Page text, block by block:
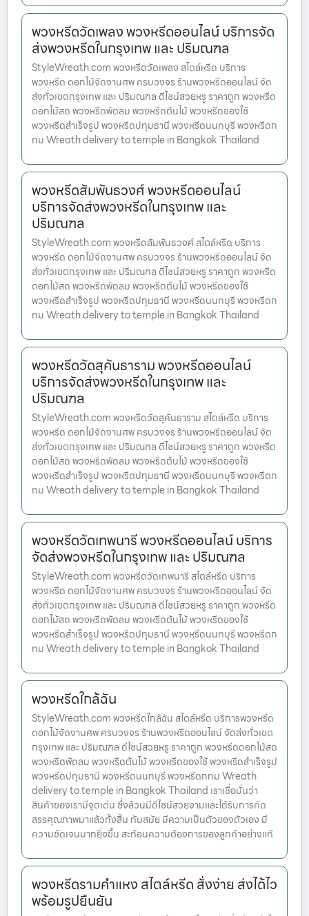
พวงหรีดวัดเพลง พวงหรีดออนไลน์ บริการจัด
ส่งพวงหรีดในกรุงเทพ และ ปริมณฑล
StyleWreath.com พวงหรีดวัดเพลง สไตล์หรีด บริการ
พวงหรีด ดอกไม้จัดงานศพ ครบวงจร ร้านพวงหรีดออนไลน์ จัด
ส่งทั่วเขตกรุงเทพ และ ปริมณฑล ดีไซน์สวยหรู ราคาถูก พวงหรีด
ดอกไม้สด พวงหรีดพัดลม พวงหรีดต้นไม้ พวงหรีดของใช้
พวงหรีดสำเร็จรูป พวงหรีดปทุมธานี พวงหรีดนนทบุรี พวงหรีดก
ทม Wreath delivery to temple in Bangkok Thailand
พวงหรีดสัมพันธวงศ์ พวงหรีดออนไลน์
บริการจัดส่งพวงหรีดในกรุงเทพ และ
ปริมณฑล
StyleWreath.com พวงหรีดสัมพันธวงศ์ สไตล์หรีด บริการ
พวงหรีด ดอกไม้จัดงานศพ ครบวงจร ร้านพวงหรีดออนไลน์ จัด
ส่งทั่วเขตกรุงเทพ และ ปริมณฑล ดีไซน์สวยหรู ราคาถูก พวงหรีด
ดอกไม้สด พวงหรีดพัดลม พวงหรีดต้นไม้ พวงหรีดของใช้
พวงหรีดสำเร็จรูป พวงหรีดปทุมธานี พวงหรีดนนทบุรี พวงหรีดก
ทม Wreath delivery to temple in Bangkok Thailand
พวงหรีดวัดสุคันธาราม พวงหรีดออนไลน์
บริการจัดส่งพวงหรีดในกรุงเทพ และ
ปริมณฑล
StyleWreath.com พวงหรีดวัดสุคันธาราม สไตล์หรีด บริการ
พวงหรีด ดอกไม้จัดงานศพ ครบวงจร ร้านพวงหรีดออนไลน์ จัด
ส่งทั่วเขตกรุงเทพ และ ปริมณฑล ดีไซน์สวยหรู ราคาถูก พวงหรีด
ดอกไม้สด พวงหรีดพัดลม พวงหรีดต้นไม้ พวงหรีดของใช้
พวงหรีดสำเร็จรูป พวงหรีดปทุมธานี พวงหรีดนนทบุรี พวงหรีดก
ทม Wreath delivery to temple in Bangkok Thailand
พวงหรีดวัดเทพนารี พวงหรีดออนไลน์ บริการ
จัดส่งพวงหรีดในกรุงเทพ และ ปริมณฑล
StyleWreath.com พวงหรีดวัดเทพนารี สไตล์หรีด บริการ
พวงหรีด ดอกไม้จัดงานศพ ครบวงจร ร้านพวงหรีดออนไลน์ จัด
ส่งทั่วเขตกรุงเทพ และ ปริมณฑล ดีไซน์สวยหรู ราคาถูก พวงหรีด
ดอกไม้สด พวงหรีดพัดลม พวงหรีดต้นไม้ พวงหรีดของใช้
พวงหรีดสำเร็จรูป พวงหรีดปทุมธานี พวงหรีดนนทบุรี พวงหรีดก
ทม Wreath delivery to temple in Bangkok Thailand
พวงหรีดใกล้ฉัน
StyleWreath.com พวงหรีดใกล้ฉัน สไตล์หรีด บริการพวงหรีด
ดอกไม้จัดงานศพ ครบวงจร ร้านพวงหรีดออนไลน์ จัดส่งทั่วเขต
กรุงเทพ และ ปริมณฑล ดีไซน์สวยหรู ราคาถูก พวงหรีดดอกไม้สด
พวงหรีดพัดลม พวงหรีดต้นไม้ พวงหรีดของใช้ พวงหรีดสำเร็จรูป
พวงหรีดปทุมธานี พวงหรีดนนทบุรี พวงหรีดกทม Wreath
delivery to temple in Bangkok Thailand เราเชื่อมั่นว่า
สินค้าของเรามีจุดเด่น ซึ่งล้วนมีดีไซน์สวยงามและได้รับการคัด
สรรคุณภาพมาแล้วทั้งสิ้น ทันสมัย มีความเป็นตัวของตัวเอง มี
ความชัดเจนมากยิ่งขึ้น สะท้อนความต้องการของลูกค้าอย่างแท้
พวงหรีดรามคำแหง สไตล์หรีด สั่งง่าย ส่งได้ไว
พร้อมรูปยืนยัน